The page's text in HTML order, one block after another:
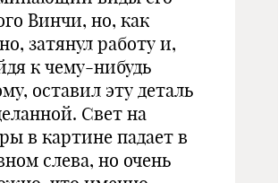
Винчи, но, как
затянул работу и,
к чему-нибудь
оставил эту деталь
Свет на
в картине падает в
слева, но очень